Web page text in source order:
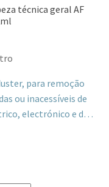
técnica geral AF
para remoção
ou inacessíveis de
electrónico e de
com tubo